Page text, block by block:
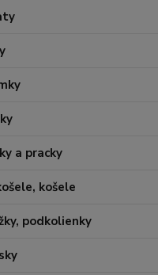
a pracky
košele
podkolienky